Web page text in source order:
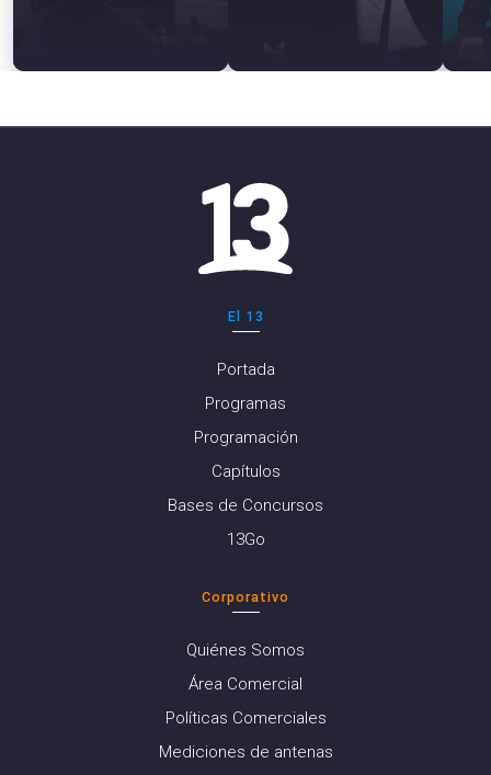
El 13
Portada
Programas
Programación
Capítulos
Bases de Concursos
13Go
Corporativo
Quiénes Somos
Área Comercial
Políticas Comerciales
Mediciones de antenas